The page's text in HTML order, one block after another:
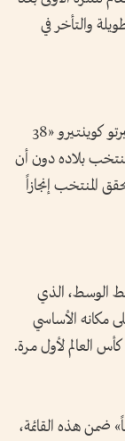
والتأخر في
ومن العناصر التي تستعد للظهور الأول والأخير، ألبرتو كوينتيرو «38
بلاده دون أن
المنتخب إنجازاً
«36 عاماً»، قائد خط الوسط، الذي
محافظاً على مكانه الأساسي
العالم لأول مرة.
يظهر المدافع ثومي سميث «36 عاماً» ضمن هذه القائمة،